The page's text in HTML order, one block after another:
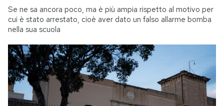
Se ne sa ancora poco, ma è più ampia rispetto al motivo per
cui è stato arrestato, cioè aver dato un falso allarme bomba
nella sua scuola